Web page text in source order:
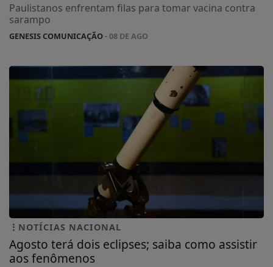
Paulistanos enfrentam filas para tomar vacina contra
sarampo
GENESIS COMUNICAÇÃO- 08 DE AGO
NOTÍCIAS NACIONAL
Agosto terá dois eclipses; saiba como assistir
aos fenômenos